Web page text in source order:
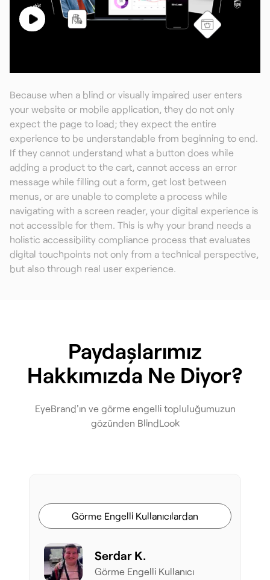
Because when a blind or visually impaired user enters
your website or mobile application, they do not only
expect the page to load; they expect the entire
experience to be understandable from beginning to end.
If they cannot understand what a button does while
adding a product to the cart, cannot access an error
message while filling out a form, get lost between
menus, or are unable to complete a process while
navigating with a screen reader, your digital experience is
not accessible for them. This is why your brand needs a
holistic accessibility compliance process that evaluates
digital touchpoints not only from a technical perspective,
but also through real user experience.
Paydaşlarımız
Hakkımızda Ne Diyor?
EyeBrand'ın ve görme engelli topluluğumuzun
gözünden BlindLook
Görme Engelli Kullanıcılardan
Serdar K.
Görme Engelli Kullanıcı